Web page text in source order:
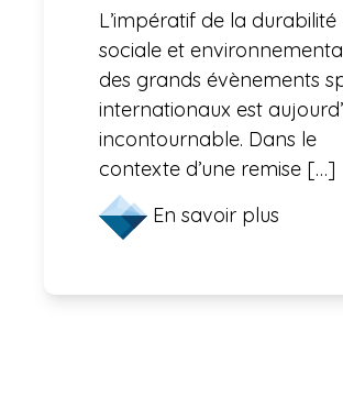
L’impératif de la durabilité
sociale et
des grands évènements
internationaux est
incontournable. Dans le
contexte d’une remise […]
En savoir plus